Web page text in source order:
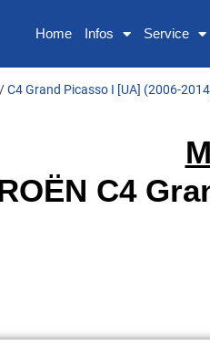
Home Infos Service
/C4 Grand Picasso I [UA] (2006-
C4